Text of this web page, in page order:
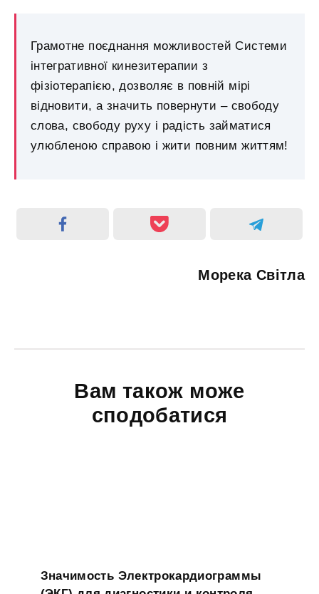
Грамотне поєднання можливостей Системи
інтегративної кинезитерапии з
фізіотерапією, дозволяє в повній мірі
відновити, а значить повернути – свободу
слова, свободу руху і радість займатися
улюбленою справою і жити повним життям!
Морека Світла
Вам також може
сподобатися
Значимость Электрокардиограммы